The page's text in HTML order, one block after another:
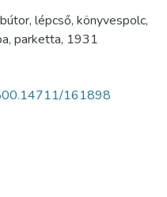
bútor, lépcső, könyvespolc,
, parketta, 1931
161898